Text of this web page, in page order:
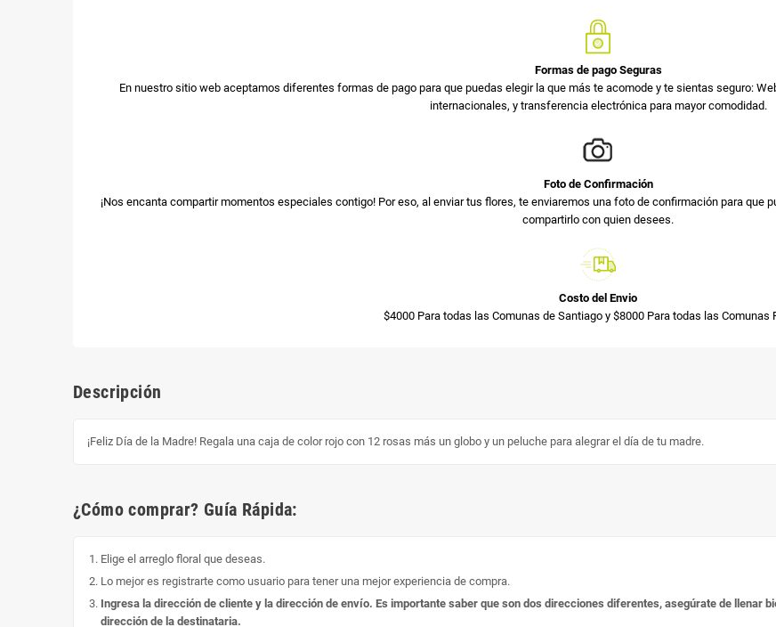
Formas de pago Seguras
En nuestro sitio web aceptamos diferentes formas de pago para que puedas elegir la que más te acomode y te sientas seguro:
internacionales, y transferencia electrónica para mayor comodidad.
Foto de Confirmación
¡Nos encanta compartir momentos especiales contigo! Por eso, al enviar tus flores, te enviaremos una foto de confirmación para que
compartirlo con quien desees.
Costo del Envio
$4000 Para todas las Comunas de Santiago y $8000 Para todas las Comunas
Descripción
¡Feliz Día de la Madre! Regala una caja de color rojo con 12 rosas más un globo y un peluche para alegrar el día de tu madre.
¿Cómo comprar? Guía Rápida:
Elige el arreglo floral que deseas.
Lo mejor es registrarte como usuario para tener una mejor experiencia de compra.
Ingresa la dirección de cliente y la dirección de envío. Es importante saber que son dos direcciones diferentes, asegúrate de llenar
dirección de la destinataria.